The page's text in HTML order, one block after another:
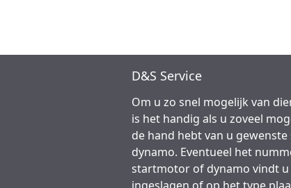
D&S Service
Om u zo snel mogelijk van
is het handig als u zoveel
de hand hebt van u
dynamo. Eventueel het
startmotor of dynamo vindt u